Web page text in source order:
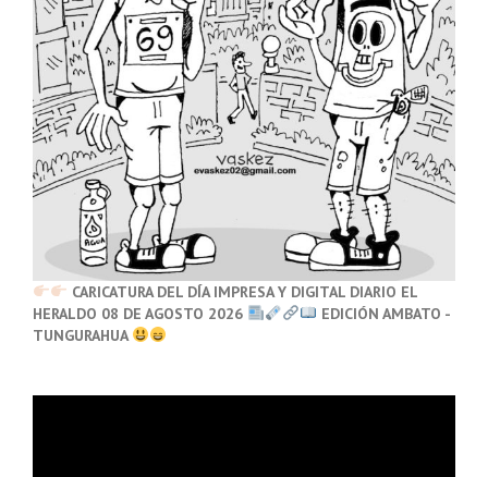
CARICATURA DEL DÍA IMPRESA Y DIGITAL DIARIO EL
HERALDO 08 DE AGOSTO 2026
EDICIÓN AMBATO -
TUNGURAHUA